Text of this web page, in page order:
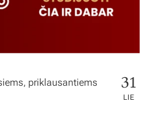
priklausantiems
31
LIE